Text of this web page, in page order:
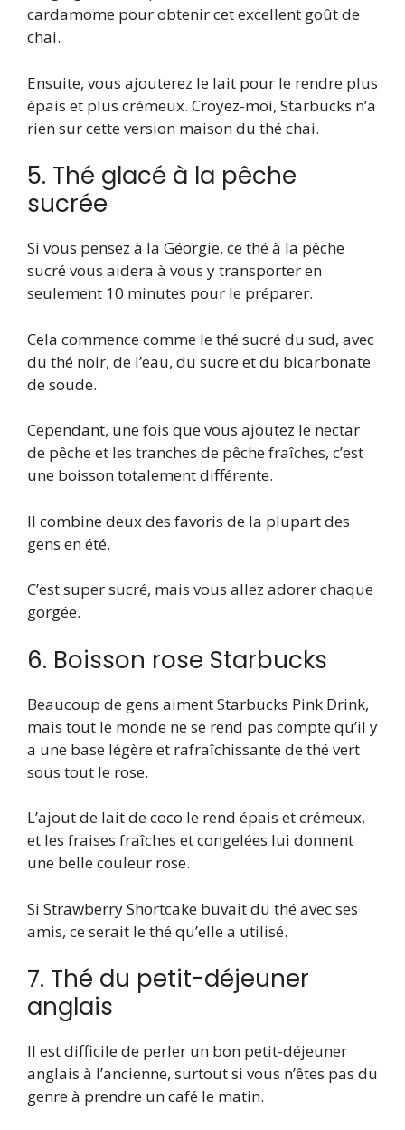
cardamome pour obtenir cet excellent goût de
chai.
Ensuite, vous ajouterez le lait pour le rendre plus
épais et plus crémeux. Croyez-moi, Starbucks n’a
rien sur cette version maison du thé chai.
5. Thé glacé à la pêche
sucrée
Si vous pensez à la Géorgie, ce thé à la pêche
sucré vous aidera à vous y transporter en
seulement 10 minutes pour le préparer.
Cela commence comme le thé sucré du sud, avec
du thé noir, de l’eau, du sucre et du bicarbonate
de soude.
Cependant, une fois que vous ajoutez le nectar
de pêche et les tranches de pêche fraîches, c’est
une boisson totalement différente.
Il combine deux des favoris de la plupart des
gens en été.
C’est super sucré, mais vous allez adorer chaque
gorgée.
6. Boisson rose Starbucks
Beaucoup de gens aiment Starbucks Pink Drink,
mais tout le monde ne se rend pas compte qu’il y
a une base légère et rafraîchissante de thé vert
sous tout le rose.
L’ajout de lait de coco le rend épais et crémeux,
et les fraises fraîches et congelées lui donnent
une belle couleur rose.
Si Strawberry Shortcake buvait du thé avec ses
amis, ce serait le thé qu’elle a utilisé.
7. Thé du petit-déjeuner
anglais
Il est difficile de perler un bon petit-déjeuner
anglais à l’ancienne, surtout si vous n’êtes pas du
genre à prendre un café le matin.